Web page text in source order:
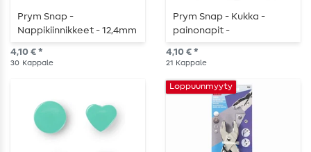
Prym Snap -
Nappikiinnikkeet - 12,4mm
- violetti - 30 kpl
4,10 € *
30 Kappale
Prym Snap - Kukka -
painonapit -
turkoosi/vihreä/vaaleanp
unainen - 21 kappaletta
4,10 € *
21 Kappale
Loppuunmyyty